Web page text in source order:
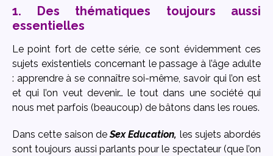
1. Des thématiques toujours aussi
essentielles
Le point fort de cette série, ce sont évidemment ces
sujets existentiels concernant le passage à l’âge adulte
: apprendre à se connaître soi-même, savoir qui l’on est
et qui l’on veut devenir… le tout dans une société qui
nous met parfois (beaucoup) de bâtons dans les roues.
Dans cette saison deSex Education, les sujets abordés
sont toujours aussi parlants pour le spectateur (que l’on